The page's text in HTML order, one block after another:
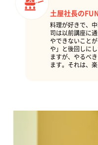
土屋社長の
料理が好きで、
司は以前講座に
やできないこと
や」と後回しに
ますが、やるべ
ます。それは、楽